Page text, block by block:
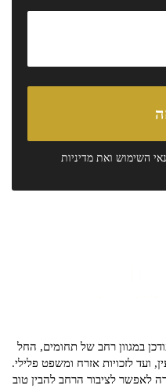
השימוש ואת מדיניות
במגוון רחב של תחומים, החל
ועד לזכויות אזרח ומשפט פלילי.
לאפשר לציבור הרחב להבין טוב